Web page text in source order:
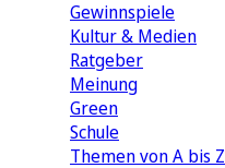
Gewinnspiele
Kultur & Medien
Ratgeber
Meinung
Green
Schule
Themen von A bis Z